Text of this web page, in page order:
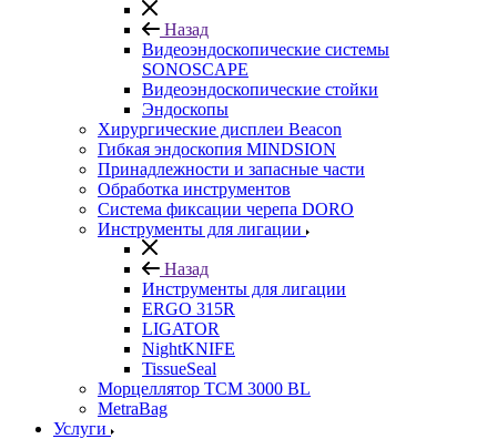
Назад
Видеоэндоскопические системы
SONOSCAPE
Видеоэндоскопические стойки
Эндоскопы
Хирургические дисплеи Beacon
Гибкая эндоскопия MINDSION
Принадлежности и запасные части
Обработка инструментов
Система фиксации черепа DORO
Инструменты для лигации
Назад
Инструменты для лигации
ERGO 315R
LIGATOR
NightKNIFE
TissueSeal
Морцеллятор ТСМ 3000 BL
MetraBag
Услуги